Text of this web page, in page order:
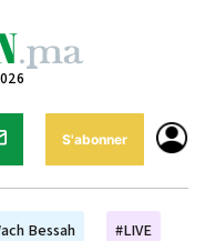
S'abonner
Bessah #LIVE